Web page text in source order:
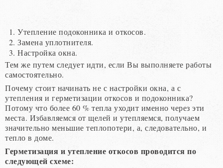
Утепление подоконника и откосов.
Замена уплотнителя.
Настройка окна.
Тем же путем следует идти, если Вы выполняете работы
самостоятельно.
Почему стоит начинать не с настройки окна, а с
утепления и герметизации откосов и подоконника?
Потому что более 60 % тепла уходит именно через эти
места. Избавляемся от щелей и утепляемся, получаем
значительно меньшие теплопотери, а, следовательно, и
тепло в доме.
Герметизация и утепление откосов проводится по
следующей схеме: